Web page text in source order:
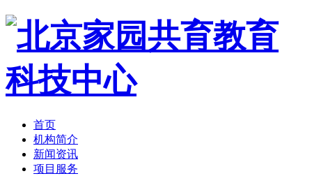
首页
机构简介
新闻资讯
项目服务